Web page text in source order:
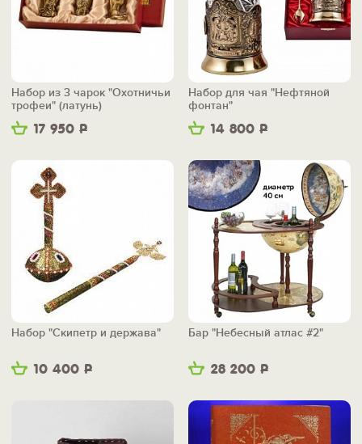
17 950 Р
Набор из 3 чарок "Охотничьи
трофеи" (латунь)
14 800 Р
Набор для чая "Нефтяной
фонтан"
10 400 Р
Набор "Скипетр и держава"
28 200 Р
Бар "Небесный атлас #2"